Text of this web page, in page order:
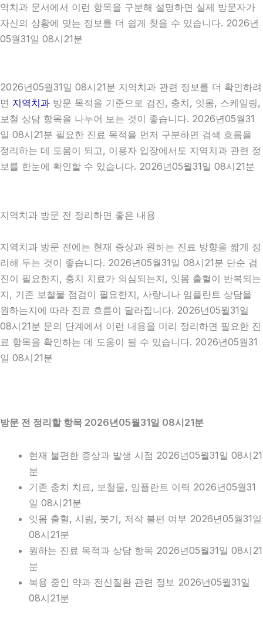
역치과 문서에서 이런 항목을 구분해 설명하면 실제 방문자가
자신의 상황에 맞는 정보를 더 쉽게 찾을 수 있습니다. 2026년
05월31일 08시21분
2026년05월31일 08시21분 지역치과 관련 정보를 더 확인하려
면 지역치과 방문 목적을 기준으로 검진, 충치, 잇몸, 스케일링,
보철 상담 항목을 나누어 보는 것이 좋습니다. 2026년05월31
일 08시21분 필요한 진료 목적을 먼저 구분하면 검색 흐름을
정리하는 데 도움이 되고, 이용자 입장에서도 지역치과 관련 정
보를 한눈에 확인할 수 있습니다. 2026년05월31일 08시21분
지역치과 방문 전 정리하면 좋은 내용
지역치과 방문 전에는 현재 증상과 원하는 진료 방향을 짧게 정
리해 두는 것이 좋습니다. 2026년05월31일 08시21분 단순 검
진이 필요한지, 충치 치료가 의심되는지, 잇몸 출혈이 반복되는
지, 기존 보철물 점검이 필요한지, 사랑니나 임플란트 상담을
원하는지에 따라 진료 흐름이 달라집니다. 2026년05월31일
08시21분 문의 단계에서 이런 내용을 미리 정리하면 필요한 진
료 항목을 확인하는 데 도움이 될 수 있습니다. 2026년05월31
일 08시21분
방문 전 정리할 항목 2026년05월31일 08시21분
현재 불편한 증상과 발생 시점 2026년05월31일 08시21
분
기존 충치 치료, 보철물, 임플란트 이력 2026년05월31
일 08시21분
잇몸 출혈, 시림, 붓기, 저작 불편 여부 2026년05월31일
08시21분
원하는 진료 목적과 상담 항목 2026년05월31일 08시21
분
복용 중인 약과 전신질환 관련 정보 2026년05월31일
08시21분